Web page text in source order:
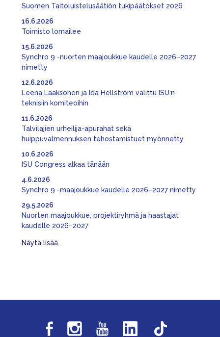
Suomen Taitoluistelusäätiön tukipäätökset 2026
Toimisto lomailee
16.6.2026
Synchro 9 -nuorten maajoukkue kaudelle 2026–2027
nimetty
15.6.2026
Leena Laaksonen ja Ida Hellström valittu ISU:n
teknisiin komiteoihin
12.6.2026
Talvilajien urheilija-apurahat sekä
huippuvalmennuksen tehostamistuet myönnetty
11.6.2026
ISU Congress alkaa tänään
10.6.2026
Synchro 9 -maajoukkue kaudelle 2026–2027 nimetty
4.6.2026
Nuorten maajoukkue, projektiryhmä ja haastajat
kaudelle 2026–2027
29.5.2026
Näytä lisää...